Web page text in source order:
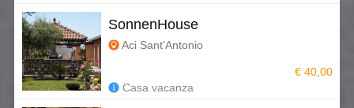
SonnenHouse
Aci Sant'Antonio
Casa vacanza
€ 40,00